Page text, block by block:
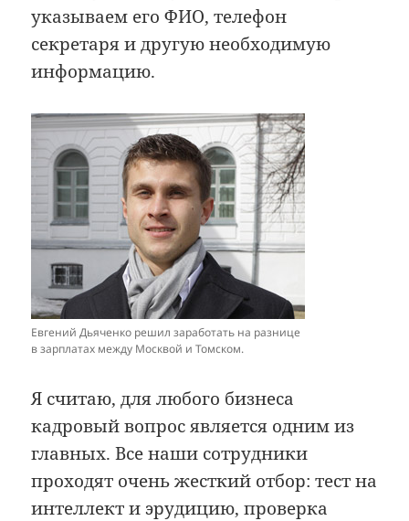
указываем его ФИО, телефон
секретаря и другую необходимую
информацию.
Евгений Дьяченко решил заработать на разнице
в зарплатах между Москвой и Томском.
Я считаю, для любого бизнеса
кадровый вопрос является одним из
главных. Все наши сотрудники
проходят очень жесткий отбор: тест на
интеллект и эрудицию, проверка